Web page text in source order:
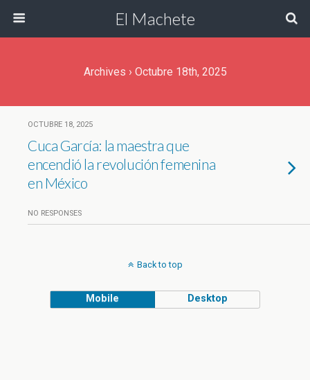
El Machete
Archives › Octubre 18th, 2025
OCTUBRE 18, 2025
Cuca García: la maestra que
encendió la revolución femenina
en México
NO RESPONSES
Back to top
Mobile Desktop